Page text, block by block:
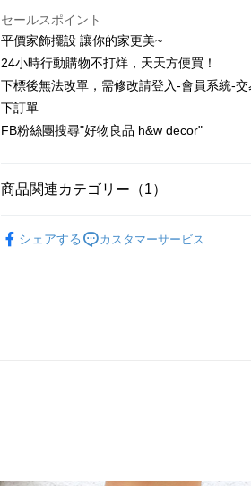
台新國際商業銀行
台湾楽天クレジットカード会社
玉山商業銀行
台新國際商業銀行
台湾楽天クレジットカード会社
Easy Wallet
Plus Pay
AFTEE代金後払い
説明
一、 AFTEE代金後払いについて
1.お支払い方法でAFTEE代金後払いを選択すると
3.注文するときのお支払いは不要です。商品はご
員の場合は、AFTEE アプリプッシュ通知が届きま
5.商品受け取り時のお支払いは不要です。商品を
ATM払い
配送方法
配送毎にNT$70、NT$1,200以上で送料無料
セールスポイント
平價家飾擺設 讓你的家更美~
24小時行動購物不打烊，天天方便買！
下標後無法改單，需修改請登入-會員系統-
下訂單
FB粉絲團搜尋"好物良品 h&w decor"
商品関連カテゴリー（1）
シェアする
カスタマーサービス